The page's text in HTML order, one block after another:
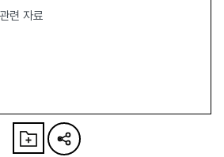
련 자료